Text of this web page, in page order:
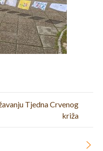
Tjedna Crvenog
križa